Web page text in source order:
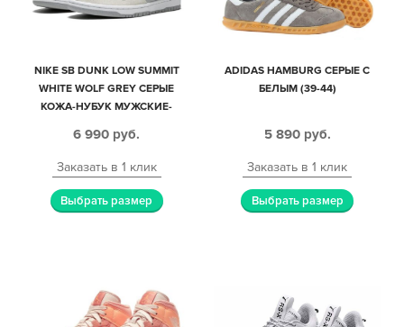
NIKE SB DUNK LOW SUMMIT
WHITE WOLF GREY СЕРЫЕ
КОЖА-НУБУК МУЖСКИЕ-
6 990 руб.
Заказать в 1 клик
Выбрать размер
ADIDAS HAMBURG СЕРЫЕ С
БЕЛЫМ (39-44)
5 890 руб.
Заказать в 1 клик
Выбрать размер